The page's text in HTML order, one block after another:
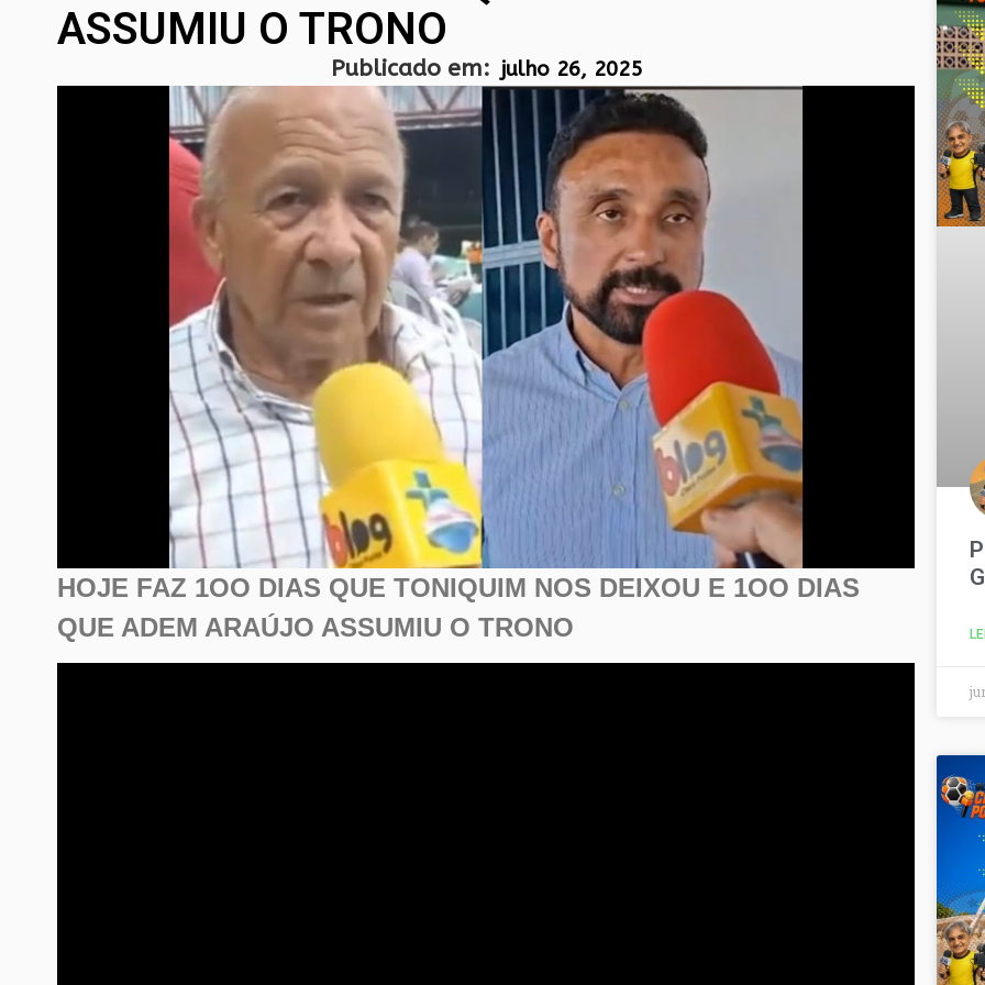
ASSUMIU O TRONO
Publicado em: julho 26, 2025
HOJE FAZ 1OO DIAS QUE TONIQUIM NOS DEIXOU E 1OO DIAS
QUE ADEM ARAÚJO ASSUMIU O TRONO